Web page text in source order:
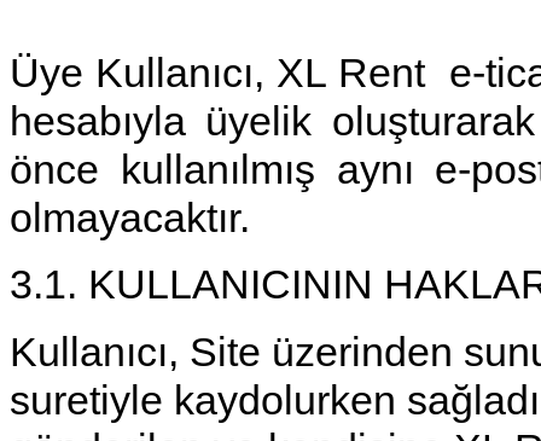
Üye Kullanıcı, XL Rent e-
hesabıyla üyelik
önce kullanılmış aynı e-
olmayacaktır.
3.1. KULLANICININ
Kullanıcı, Site üzerinden
suretiyle kaydolurken